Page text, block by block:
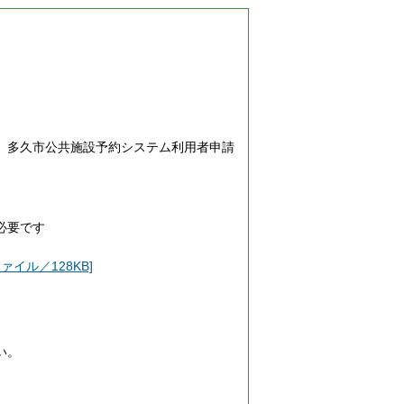
久市公共施設予約システム利用者申請
要です
イル／128KB]